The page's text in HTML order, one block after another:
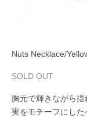
Nuts Necklace/
SOLD OUT
胸元で輝きながら
実をモチーフにした